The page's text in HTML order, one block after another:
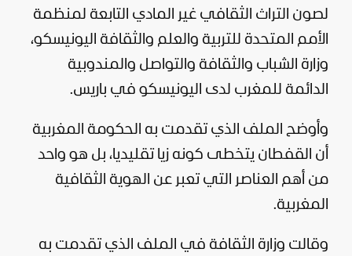
لصون التراث الثقافي غير المادي التابعة لمنظمة
الأمم المتحدة للتربية والعلم والثقافة اليونيسكو،
وزارة الشباب والثقافة والتواصل والمندوبية
الدائمة للمغرب لدى اليونيسكو في باريس.
وأوضح الملف الذي تقدمت به الحكومة المغربية
أن القفطان يتخطى كونه زيا تقليديا، بل هو واحد
من أهم العناصر التي تعبر عن الهوية الثقافية
المغربية.
وقالت وزارة الثقافة في الملف الذي تقدمت به